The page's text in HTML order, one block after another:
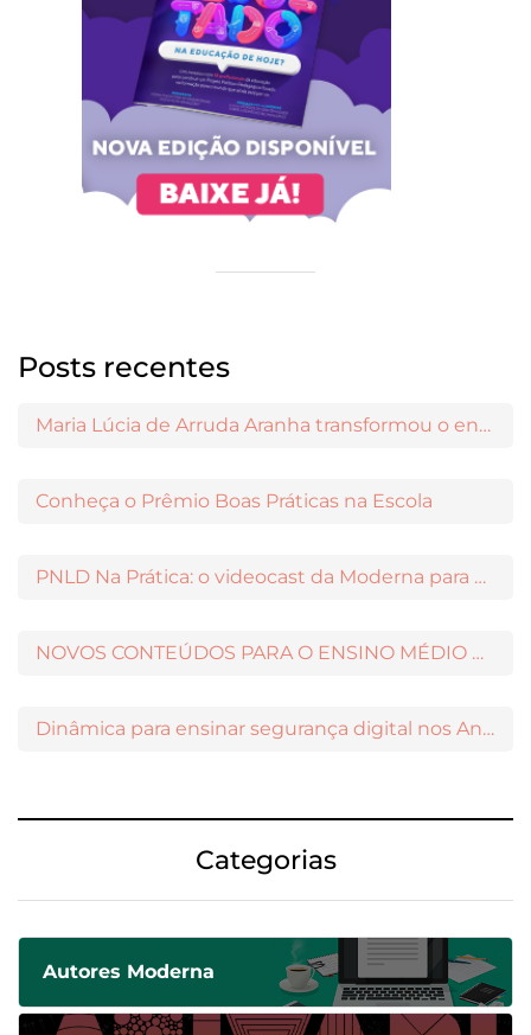
Posts recentes
Maria Lúcia de Arruda Aranha transformou o ensino de Filosofia no Brasil
Conheça o Prêmio Boas Práticas na Escola
PNLD Na Prática: o videocast da Moderna para apoiar a escolha das obras aprovadas
NOVOS CONTEÚDOS PARA O ENSINO MÉDIO DISPONÍVEIS NO MODERNAMIGOS
Dinâmica para ensinar segurança digital nos Anos Iniciais
Categorias
Autores Moderna